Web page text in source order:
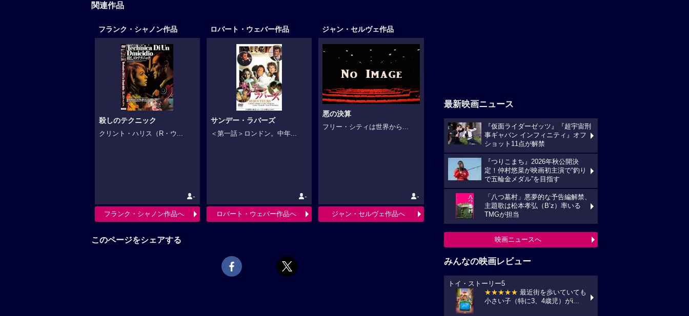
関連作品
フランク・シャノン作品
殺しのテクニック
クリント・ハリス（R・ウ...
-
フランク・シャノン作品へ
ロバート・ウェバー作品
サンデー・ラバーズ
＜第一話＞ロンドン。中年...
-
ロバート・ウェバー作品へ
ジャン・セルヴェ作品
悪の決算
フリー・シティは世界から...
-
ジャン・セルヴェ作品へ
このページをシェアする
最新映画ニュース
『仮面ライダーゼッツ』『超宇宙刑
事ギャバン インフィニティ』オフ
ショット11点が解禁
『つりこまち』2026年秋公開決
定！仲村悠菜が映画初主演で“釣り
で五輪金メダル”を目指す
「八つ墓村」悪夢的な予告編解禁、
主題歌は松本孝弘（B’z）率いる
TMGが担当
映画ニュースへ
みんなの映画レビュー
トイ・ストーリー5
★★★★★ 最近街を歩いていても
小さい子（特に3、4歳児）がi...